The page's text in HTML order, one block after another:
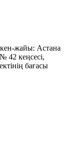
жайы: Астана
42 кеңсесі,
бағасы